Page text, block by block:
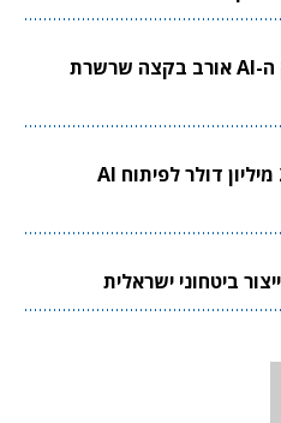
צוואר הבקבוק הבא בשוק ה-AI אורב בקצה שרשרת
Limitless Labs גייסה 20 מיליון דולר לפיתוח AI